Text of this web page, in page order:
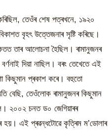
তেওঁৰ শেষ পত্ৰখনে, ১৯২০
বৃহৎ উত্তেজনাৰ সৃষ্টি কৰিছে।
তাৰ আলোচনা হৈছিল। ৰামানুজনৰ
দিয়া নাছিল। বৰং তেখেতে এই
কিছুমান প্ৰকাশ কৰে। বহুতো
বেছি, তেওঁলোক ৰামানুজনৰ কিছুমান
২০০২ চনত ড০ জেগিয়াৰৰ
হয়। এই প্ৰৱন্ধটোৱে কৃত্ৰিম ম’ডোলাৰ